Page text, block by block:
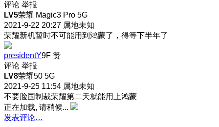
评论 举报
LV5荣耀 Magic3 Pro 5G
2021-9-22 20:27 属地未知
荣耀新机暂时不可能用到鸿蒙了，得等下半年了
presidentY9F 赞
评论 举报
LV8荣耀50 5G
2021-9-25 11:54 属地未知
不要脸国制裁荣耀第二天就能用上鸿蒙
正在加载, 请稍候...
发表评论…